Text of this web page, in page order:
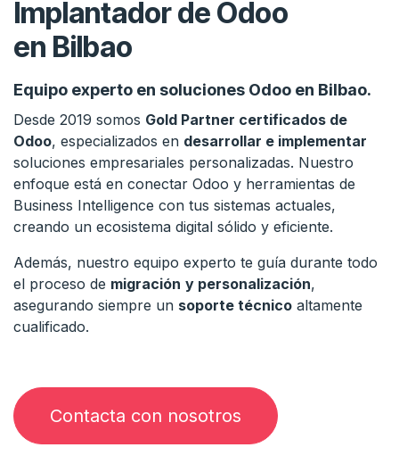
Implantador de Odoo
en Bilbao
Equipo experto en soluciones Odoo en Bilbao.
Desde 2019 somos Gold Partner certificados de
Odoo, especializados en desarrollar e implementar
soluciones empresariales personalizadas. Nuestro
enfoque está en conectar Odoo y herramientas de
Business Intelligence con tus sistemas actuales,
creando un ecosistema digital sólido y eficiente.
Además, nuestro equipo experto te guía durante todo
el proceso de migración y personalización,
asegurando siempre un soporte técnico altamente
cualificado.
Contacta con nosotros